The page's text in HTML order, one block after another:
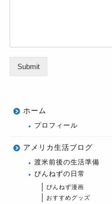
Submit
ホーム
プロフィール
アメリカ生活ブログ
渡米前後の生活準備
ぴんねずの日常
ぴんねず漫画
おすすめグッズ